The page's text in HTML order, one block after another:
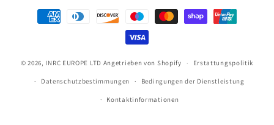
Zahlungsmöglichkeiten
© 2026, INRC EUROPE LTD Angetrieben von Shopify Erstattungspolitik
Datenschutzbestimmungen Bedingungen der Dienstleistung
Kontaktinformationen